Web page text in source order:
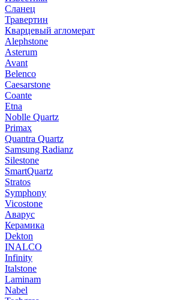
Сланец
Травертин
Кварцевый агломерат
Alephstone
Asterum
Avant
Belenco
Caesarstone
Coante
Etna
Noblle Quartz
Primax
Quantra Quartz
Samsung Radianz
Silestone
SmartQuartz
Stratos
Symphony
Vicostone
Аварус
Керамика
Dekton
INALCO
Infinity
Italstone
Laminam
Nabel